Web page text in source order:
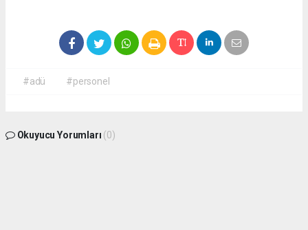
#adü #personel
Okuyucu Yorumları (0)